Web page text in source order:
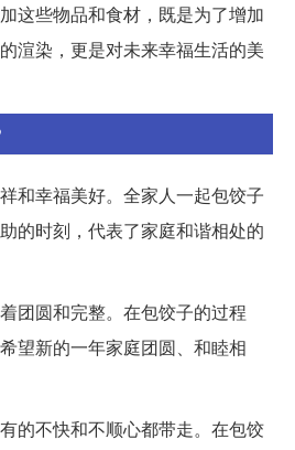
这些物品和食材，既是为了增加
渲染，更是对未来幸福生活的美
和幸福美好。全家人一起包饺子
的时刻，代表了家庭和谐相处的
团圆和完整。在包饺子的过程
望新的一年家庭团圆、和睦相
的不快和不顺心都带走。在包饺